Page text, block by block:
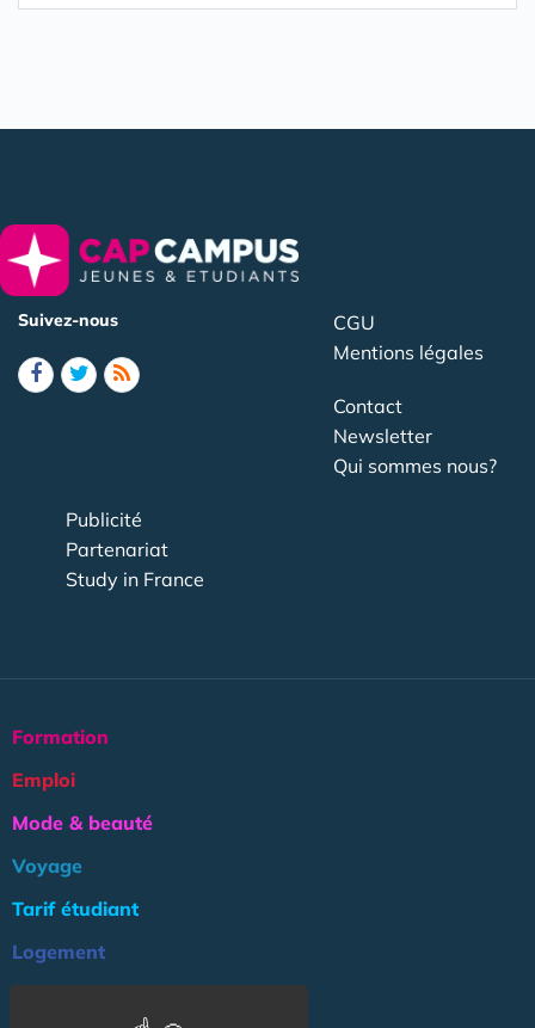
Suivez-nous
CGU
Mentions légales
Contact
Newsletter
Qui sommes nous?
Publicité
Partenariat
Study in France
Formation
Emploi
Mode & beauté
Voyage
Tarif étudiant
Logement